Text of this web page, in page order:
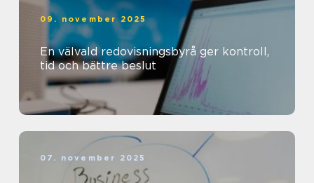
09. november 2025
En välvald redovisningsbyrå ger kontroll,
tid och bättre beslut
07. november 2025